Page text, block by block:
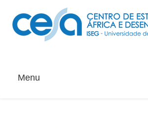
Menu